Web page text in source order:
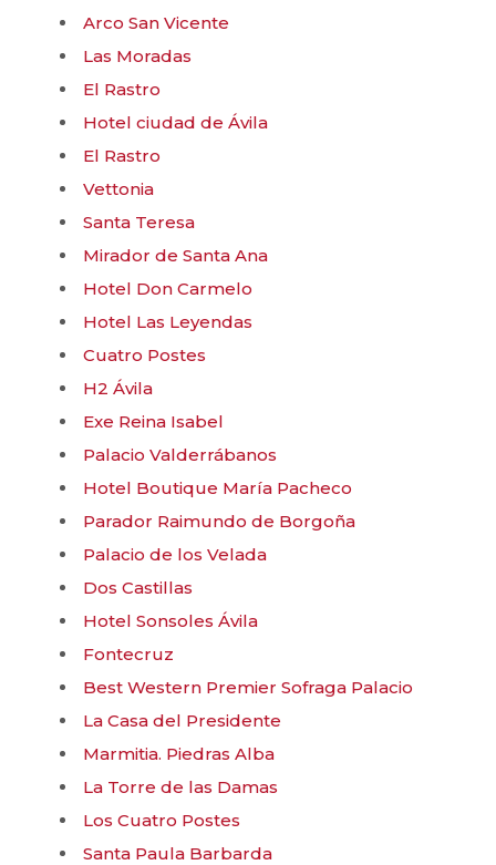
Arco San Vicente
Las Moradas
El Rastro
Hotel ciudad de Ávila
El Rastro
Vettonia
Santa Teresa
Mirador de Santa Ana
Hotel Don Carmelo
Hotel Las Leyendas
Cuatro Postes
H2 Ávila
Exe Reina Isabel
Palacio Valderrábanos
Hotel Boutique María Pacheco
Parador Raimundo de Borgoña
Palacio de los Velada
Dos Castillas
Hotel Sonsoles Ávila
Fontecruz
Best Western Premier Sofraga Palacio
La Casa del Presidente
Marmitia. Piedras Alba
La Torre de las Damas
Los Cuatro Postes
Santa Paula Barbarda